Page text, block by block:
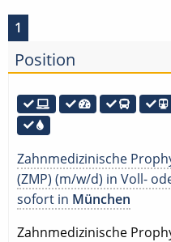
1
Position
Zahnmedizinische
(ZMP) (m/w/d) in Voll-
sofort in München
Zahnmedizinische